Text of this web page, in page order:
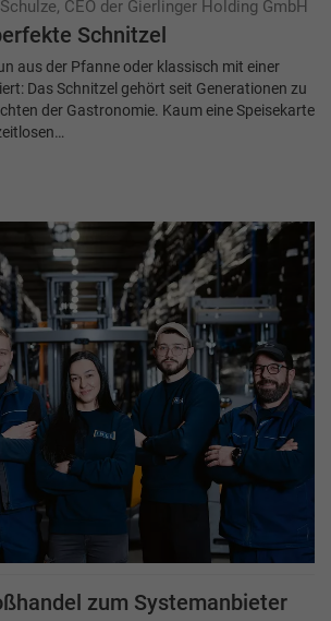
CEO der Gierlinger Holding GmbH
Schnitzel
aus der Pfanne oder klassisch mit einer
Das Schnitzel gehört seit Generationen zu
der Gastronomie. Kaum eine Speisekarte
zum Systemanbieter